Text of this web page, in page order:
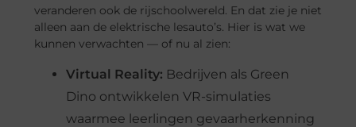
veranderen ook de rijschoolwereld. En dat zie je niet
alleen aan de elektrische lesauto’s. Hier is wat we
kunnen verwachten — of nu al zien:
Virtual Reality: Bedrijven als Green
Dino ontwikkelen VR-simulaties
waarmee leerlingen gevaarherkenning